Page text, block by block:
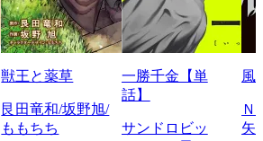
獣王と薬草
艮田竜和/坂野旭/
ももちち
一勝千金【単
話】
サンドロビッ
風
Ｎ
矢